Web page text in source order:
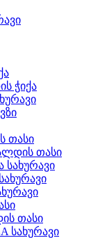
ჭიქა
თასი
თასი
სახურავი
თასი
სახურავი